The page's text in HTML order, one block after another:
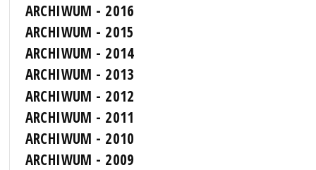
ARCHIWUM - 2016
ARCHIWUM - 2015
ARCHIWUM - 2014
ARCHIWUM - 2013
ARCHIWUM - 2012
ARCHIWUM - 2011
ARCHIWUM - 2010
ARCHIWUM - 2009